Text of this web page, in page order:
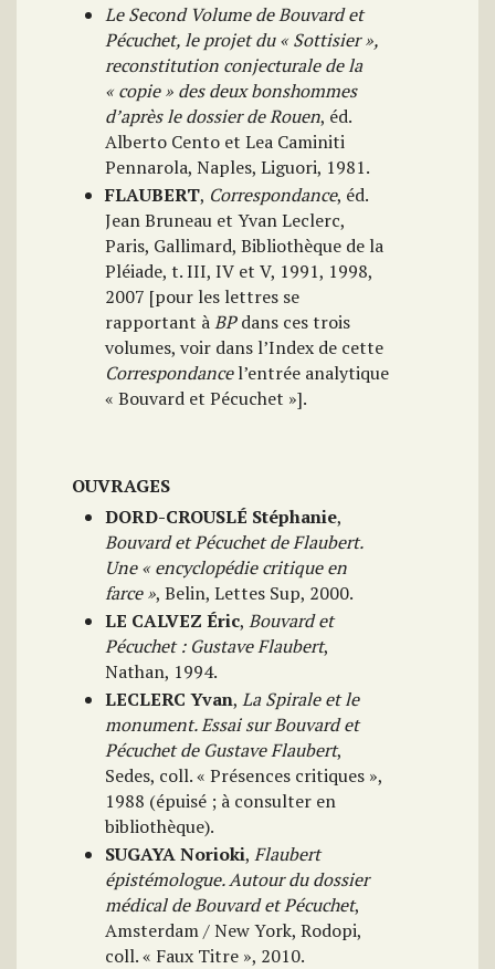
Le Second Volume de Bouvard et
Pécuchet, le projet du « Sottisier »,
reconstitution conjecturale de la
« copie » des deux bonshommes
d’après le dossier de Rouen, éd.
Alberto Cento et Lea Caminiti
Pennarola, Naples, Liguori, 1981.
FLAUBERT, Correspondance, éd.
Jean Bruneau et Yvan Leclerc,
Paris, Gallimard, Bibliothèque de la
Pléiade, t. III, IV et V, 1991, 1998,
2007 [pour les lettres se
rapportant àBPdans ces trois
volumes, voir dans l’Index de cette
Correspondancel’entrée analytique
« Bouvard et Pécuchet »].
OUVRAGES
DORD-CROUSLÉ Stéphanie,
Bouvard et Pécuchet de Flaubert.
Une « encyclopédie critique en
farce », Belin, Lettes Sup, 2000.
LE CALVEZ Éric, Bouvard et
Pécuchet : Gustave Flaubert,
Nathan, 1994.
LECLERC Yvan, La Spirale et le
monument. Essai sur Bouvard et
Pécuchet de Gustave Flaubert,
Sedes, coll. « Présences critiques »,
1988 (épuisé ; à consulter en
bibliothèque).
SUGAYA Norioki, Flaubert
épistémologue. Autour du dossier
médical de Bouvard et Pécuchet,
Amsterdam / New York, Rodopi,
coll. « Faux Titre », 2010.